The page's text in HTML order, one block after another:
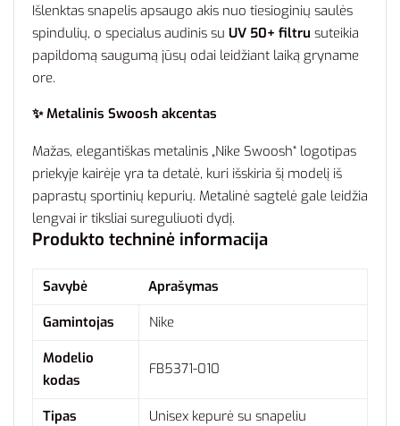
Išlenktas snapelis apsaugo akis nuo tiesioginių saulės
spindulių, o specialus audinis su UV 50+ filtru suteikia
papildomą saugumą jūsų odai leidžiant laiką gryname
ore.
✨ Metalinis Swoosh akcentas
Mažas, elegantiškas metalinis „Nike Swoosh“ logotipas
priekyje kairėje yra ta detalė, kuri išskiria šį modelį iš
paprastų sportinių kepurių. Metalinė sagtelė gale leidžia
lengvai ir tiksliai sureguliuoti dydį.
Produkto techninė informacija
Savybė
Aprašymas
Gamintojas
Nike
Modelio
kodas
FB5371-010
Tipas Unisex kepurė su snapeliu